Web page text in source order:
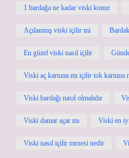
1 bardağa ne kadar viski konur
Açılanmış viski içilir mi
En güzel viski nasıl içilir
Viski aç karnına mı içilir tok karnına
Viski bardağı nasıl olmalıdır
Viski damar açar mı Viski en
Viski nasıl içilir mezesi nedir